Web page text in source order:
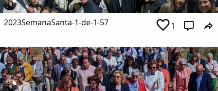
2023SemanaSanta-1-de-1-57 1